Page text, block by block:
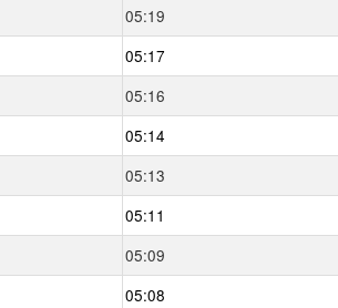
05:19
05:17
05:16
05:14
05:13
05:11
05:09
05:08